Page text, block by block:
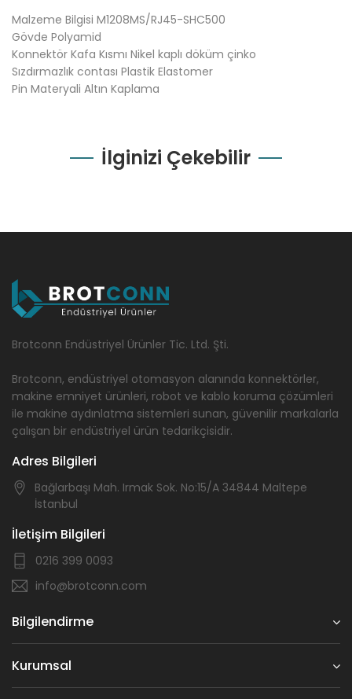
Malzeme Bilgisi M1208MS/RJ45-SHC500
Gövde Polyamid
Konnektör Kafa Kısmı Nikel kaplı döküm çinko
Sızdırmazlık contası Plastik Elastomer
Pin Materyali Altın Kaplama
İlginizi Çekebilir
Brotconn Endüstriyel Ürünler Tic. Ltd. Şti.
Brotconn, endüstriyel otomasyon alanında konnektörler,
makine emniyet ürünleri, robot ve kablo koruma çözümleri
ile makine aydınlatma sistemleri sunan, güvenilir markalarla
çalışan bir endüstriyel ürün tedarikçisidir.
Adres Bilgileri
Bağlarbaşı Mah. Irmak Sok. No:15/A 34844 Maltepe
İstanbul
İletişim Bilgileri
0216 399 0093
info@brotconn.com
Bilgilendirme
Kurumsal